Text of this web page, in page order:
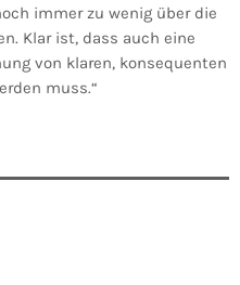
immer zu wenig über die
Klar ist, dass auch eine
von klaren, konsequenten
muss.“